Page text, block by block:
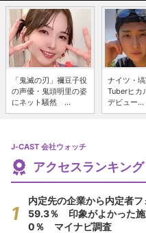
「鬼滅の刃」禰豆子役
の声優・鬼頭明里の姿
にネット騒然 ...
ナイツ・
Tuberヒカ
デビュー...
J-CAST 会社ウォッチ
アクセスランキング
内定先の企業から内定者
59.3％ 印象がよかった施
0％ マイナビ調査